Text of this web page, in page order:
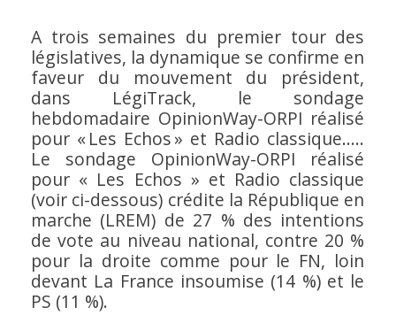
A trois semaines du premier tour des
législatives, la dynamique se confirme en
faveur du mouvement du président,
dans LégiTrack, le sondage
hebdomadaire OpinionWay-ORPI réalisé
pour « Les Echos » et Radio classique.....
Le sondage OpinionWay-ORPI réalisé
pour « Les Echos » et Radio classique
(voir ci-dessous) crédite la République en
marche (LREM) de 27 % des intentions
de vote au niveau national, contre 20 %
pour la droite comme pour le FN, loin
devant La France insoumise (14 %) et le
PS (11 %).